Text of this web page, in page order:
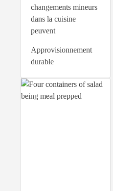
changements mineurs
dans la cuisine
peuvent
Approvisionnement
durable